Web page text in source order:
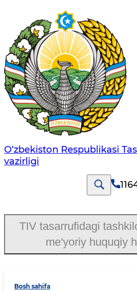
O‘zbеkistоn Rеspublikаsi
vаzirligi
Bosh sahifa
TIV tasarrufidagi
me'yoriy huquqiy